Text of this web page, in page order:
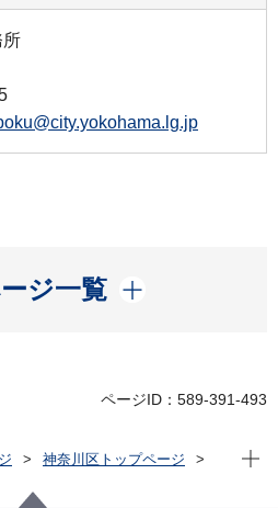
所
ジ一覧
開く
ページID：589-391-493
神奈川区トップページ
現在